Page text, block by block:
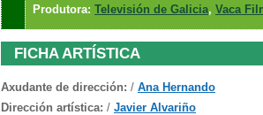
Produtora: Televisión de Galicia, Vaca
FICHA ARTÍSTICA
Axudante de dirección: / Ana Hernando
Dirección artística: / Javier Alvariño